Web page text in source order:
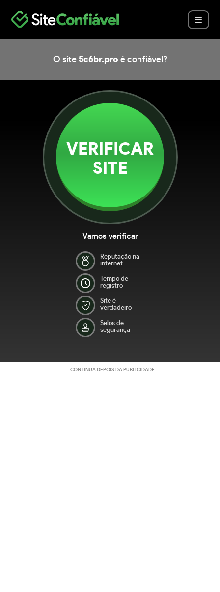
O site 5c6br.pro é confiável?
VERIFICAR
SITE
Vamos verificar
Reputação na
internet
Tempo de
registro
Site é
verdadeiro
Selos de
segurança
CONTINUA DEPOIS DA PUBLICIDADE